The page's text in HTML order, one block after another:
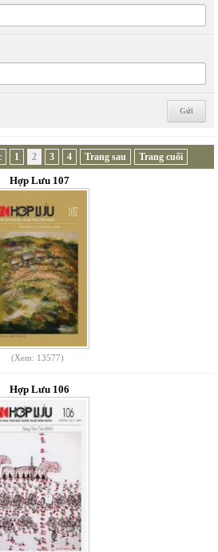
1 2 3 4 Trang sau Trang cuối
Hợp Lưu 107
(Xem: 13577)
Hợp Lưu 106